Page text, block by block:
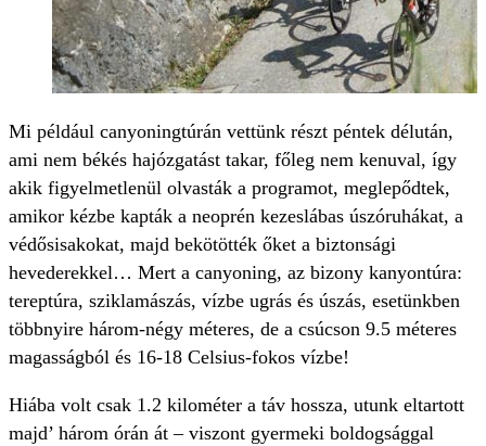
Mi például canyoningtúrán vettünk részt péntek délután,
ami nem békés hajózgatást takar, főleg nem kenuval, így
akik figyelmetlenül olvasták a programot, meglepődtek,
amikor kézbe kapták a neoprén kezeslábas úszóruhákat, a
védősisakokat, majd bekötötték őket a biztonsági
hevederekkel… Mert a canyoning, az bizony kanyontúra:
tereptúra, sziklamászás, vízbe ugrás és úszás, esetünkben
többnyire három-négy méteres, de a csúcson 9.5 méteres
magasságból és 16-18 Celsius-fokos vízbe!
Hiába volt csak 1.2 kilométer a táv hossza, utunk eltartott
majd’ három órán át – viszont gyermeki boldogsággal